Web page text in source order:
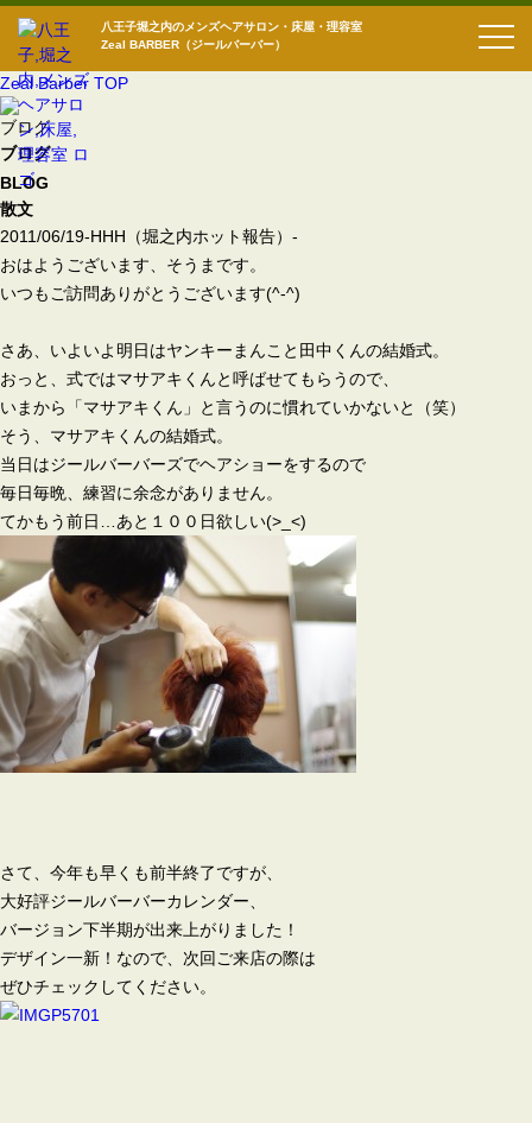
八王子堀之内のメンズヘアサロン・床屋・理容室
Zeal BARBER（ジールバーバー）
Zeal Barber TOP
ブログ
ブログ
BLOG
散文
2011/06/19-HHH（堀之内ホット報告）-
おはようございます、そうまです。
いつもご訪問ありがとうございます(^-^)
さあ、いよいよ明日はヤンキーまんこと田中くんの結婚式。
おっと、式ではマサアキくんと呼ばせてもらうので、
いまから「マサアキくん」と言うのに慣れていかないと（笑）
そう、マサアキくんの結婚式。
当日はジールバーバーズでヘアショーをするので
毎日毎晩、練習に余念がありません。
てかもう前日…あと１００日欲しい(>_<)
さて、今年も早くも前半終了ですが、
大好評ジールバーバーカレンダー、
バージョン下半期が出来上がりました！
デザイン一新！なので、次回ご来店の際は
ぜひチェックしてください。